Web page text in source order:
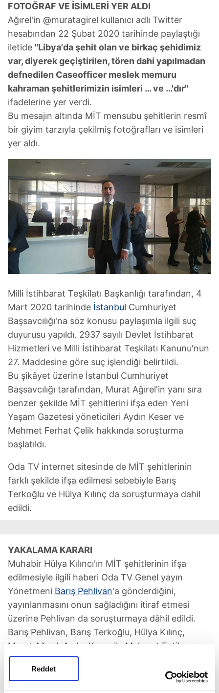
Reddet
FOTOĞRAF VE İSİMLERİ YER ALDI
Ağırel'in @muratagirel kullanıcı adlı Twitter
hesabından 22 Şubat 2020 tarihinde paylaştığı
iletide "Libya'da şehit olan ve birkaç şehidimiz
var, diyerek geçiştirilen, tören dahi yapılmadan
defnedilen Caseofficer meslek memuru
kahraman şehitlerimizin isimleri … ve …'dır"
ifadelerine yer verdi.
Bu mesajın altında MİT mensubu şehitlerin resmî
bir giyim tarzıyla çekilmiş fotoğrafları ve isimleri
yer aldı.
Milli İstihbarat Teşkilatı Başkanlığı tarafından, 4
Mart 2020 tarihinde İstanbul Cumhuriyet
Başsavcılığı'na söz konusu paylaşımla ilgili suç
duyurusu yapıldı. 2937 sayılı Devlet İstihbarat
Hizmetleri ve Milli İstihbarat Teşkilatı Kanunu'nun
27. Maddesine göre suç işlendiği belirtildi.
Bu şikâyet üzerine İstanbul Cumhuriyet
Başsavcılığı tarafından, Murat Ağırel'in yanı sıra
benzer şekilde MİT şehitlerini ifşa eden Yeni
Yaşam Gazetesi yöneticileri Aydın Keser ve
Mehmet Ferhat Çelik hakkında soruşturma
başlatıldı.
Oda TV internet sitesinde de MİT şehitlerinin
farklı şekilde ifşa edilmesi sebebiyle Barış
Terkoğlu ve Hülya Kılınç da soruşturmaya dahil
edildi.
YAKALAMA KARARI
Muhabir Hülya Kılıncı'ın MİT şehitlerinin ifşa
edilmesiyle ilgili haberi Oda TV Genel yayın
Yönetmeni Barış Pehlivan'a gönderdiğini,
yayınlanmasını onun sağladığını itiraf etmesi
üzerine Pehlivan da soruşturmaya dâhil edildi.
Barış Pehlivan, Barış Terkoğlu, Hülya Kılınç,
Murat Ağırel, Aydın Keser ile Mehmet Fatih
Çelik'in de ifadelerine başvuruldu. Terkoğlu,
Pehlivan ve Kılınç tutuklanırken, diğer üç şüpheli